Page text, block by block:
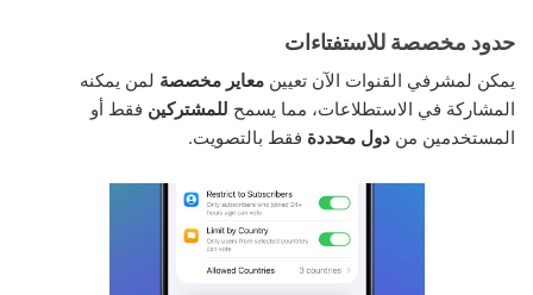
حدود مخصصة للاستفتاءات
يمكن لمشرفي القنوات الآن تعيين معاير مخصصة لمن يمكنه
المشاركة في الاستطلاعات، مما يسمح للمشتركين فقط أو
المستخدمين من دول محددة فقط بالتصويت.